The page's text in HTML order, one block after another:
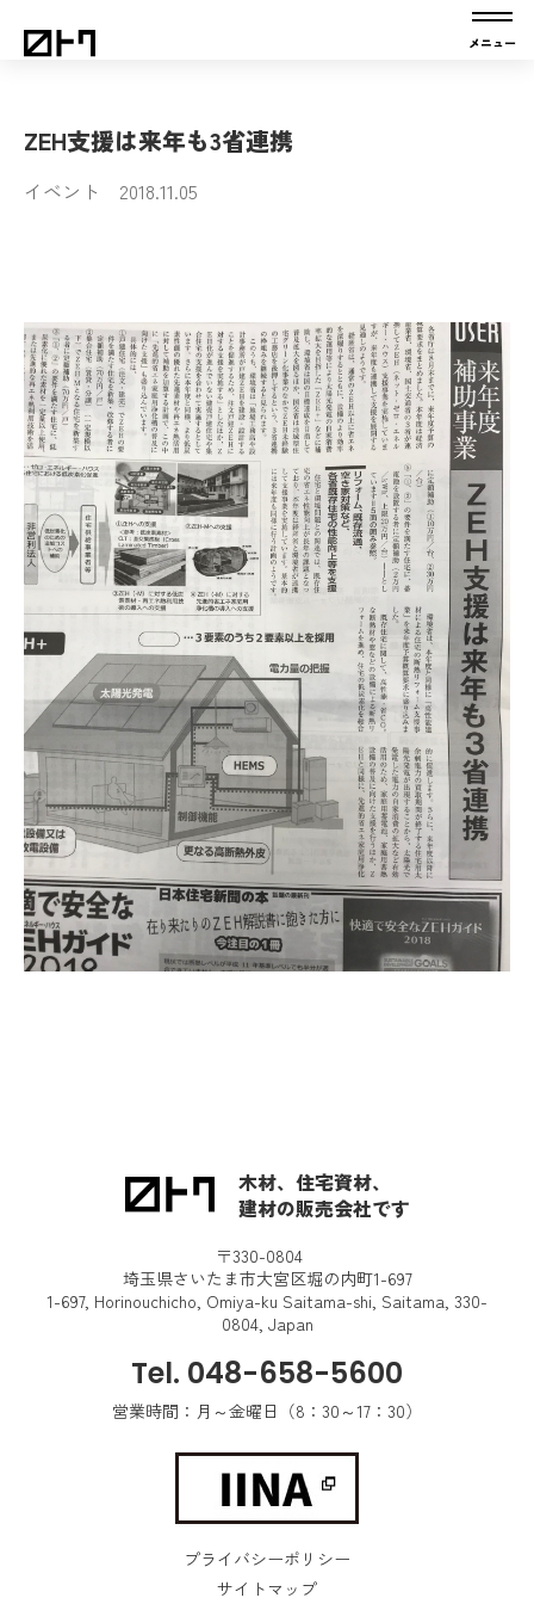
ZEH支援は来年も3省連携
イベント 2018.11.05
木材、住宅資材、
建材の販売会社です
〒330-0804
埼玉県さいたま市大宮区堀の内町1-697
1-697, Horinouchicho, Omiya-ku Saitama-shi, Saitama, 330-
0804, Japan
Tel. 048-658-5600
営業時間：月～金曜日（8：30～17：30）
プライバシーポリシー
サイトマップ